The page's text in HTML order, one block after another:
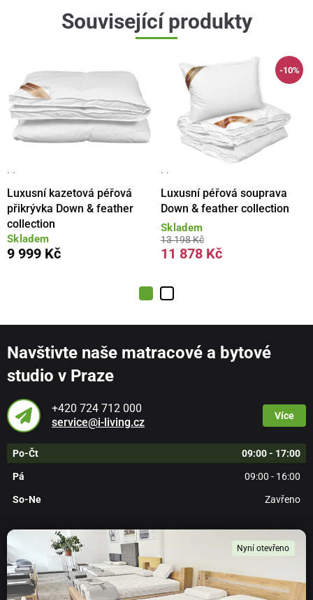
Související produkty
· ·
Luxusní kazetová péřová
přikrývka Down & feather
collection
Skladem
9 999 Kč
-10%
· ·
Luxusní péřová souprava
Down & feather collection
Skladem
13 198 Kč
11 878 Kč
Navštivte naše matracové a bytové
studio v Praze
+420 724 712 000
service@i-living.cz
Více
Po-Čt 09:00 - 17:00
Pá 09:00 - 16:00
So-Ne Zavřeno
Nyní otevřeno